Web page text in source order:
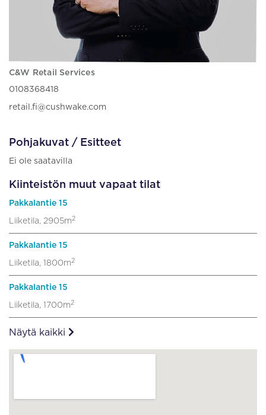
C&W Retail Services
0108368418
retail.fi@cushwake.com
Pohjakuvat / Esitteet
Ei ole saatavilla
Kiinteistön muut vapaat tilat
Pakkalantie 15
Liiketila, 2905m 2
Pakkalantie 15
Liiketila, 1800m 2
Pakkalantie 15
Liiketila, 1700m 2
Näytä kaikki